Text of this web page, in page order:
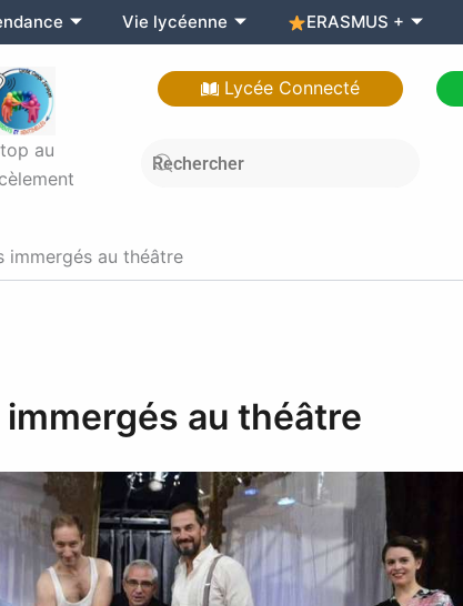
Vie lycéenne ERASMUS +
au
Lycée Connecté
immergés au théâtre
au théâtre